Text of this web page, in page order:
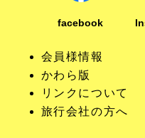
facebook
会員様情報
かわら版
リンクについて
旅行会社の方へ